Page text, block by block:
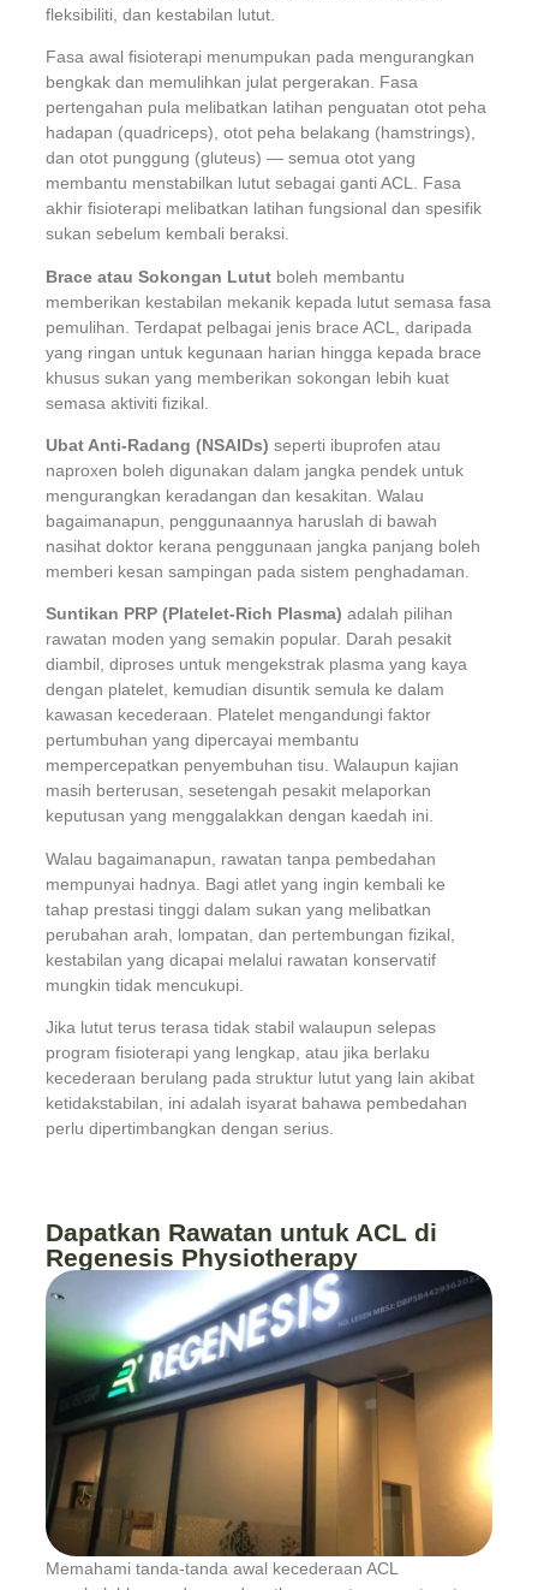
fleksibiliti, dan kestabilan lutut.
Fasa awal fisioterapi menumpukan pada mengurangkan
bengkak dan memulihkan julat pergerakan. Fasa
pertengahan pula melibatkan latihan penguatan otot peha
hadapan (quadriceps), otot peha belakang (hamstrings),
dan otot punggung (gluteus) — semua otot yang
membantu menstabilkan lutut sebagai ganti ACL. Fasa
akhir fisioterapi melibatkan latihan fungsional dan spesifik
sukan sebelum kembali beraksi.
Brace atau Sokongan Lutut boleh membantu
memberikan kestabilan mekanik kepada lutut semasa fasa
pemulihan. Terdapat pelbagai jenis brace ACL, daripada
yang ringan untuk kegunaan harian hingga kepada brace
khusus sukan yang memberikan sokongan lebih kuat
semasa aktiviti fizikal.
Ubat Anti-Radang (NSAIDs) seperti ibuprofen atau
naproxen boleh digunakan dalam jangka pendek untuk
mengurangkan keradangan dan kesakitan. Walau
bagaimanapun, penggunaannya haruslah di bawah
nasihat doktor kerana penggunaan jangka panjang boleh
memberi kesan sampingan pada sistem penghadaman.
Suntikan PRP (Platelet-Rich Plasma) adalah pilihan
rawatan moden yang semakin popular. Darah pesakit
diambil, diproses untuk mengekstrak plasma yang kaya
dengan platelet, kemudian disuntik semula ke dalam
kawasan kecederaan. Platelet mengandungi faktor
pertumbuhan yang dipercayai membantu
mempercepatkan penyembuhan tisu. Walaupun kajian
masih berterusan, sesetengah pesakit melaporkan
keputusan yang menggalakkan dengan kaedah ini.
Walau bagaimanapun, rawatan tanpa pembedahan
mempunyai hadnya. Bagi atlet yang ingin kembali ke
tahap prestasi tinggi dalam sukan yang melibatkan
perubahan arah, lompatan, dan pertembungan fizikal,
kestabilan yang dicapai melalui rawatan konservatif
mungkin tidak mencukupi.
Jika lutut terus terasa tidak stabil walaupun selepas
program fisioterapi yang lengkap, atau jika berlaku
kecederaan berulang pada struktur lutut yang lain akibat
ketidakstabilan, ini adalah isyarat bahawa pembedahan
perlu dipertimbangkan dengan serius.
Dapatkan Rawatan untuk ACL di
Regenesis Physiotherapy
Memahami tanda-tanda awal kecederaan ACL